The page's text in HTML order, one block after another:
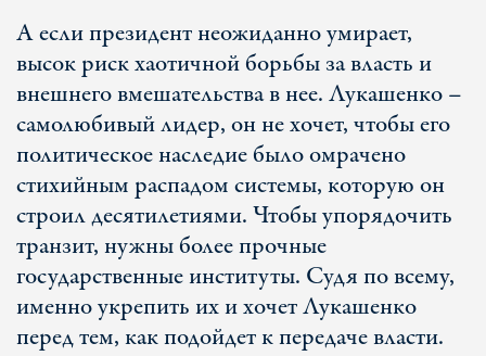
А если президент неожиданно умирает,
высок риск хаотичной борьбы за власть и
внешнего вмешательства в нее. Лукашенко –
самолюбивый лидер, он не хочет, чтобы его
политическое наследие было омрачено
стихийным распадом системы, которую он
строил десятилетиями. Чтобы упорядочить
транзит, нужны более прочные
государственные институты. Судя по всему,
именно укрепить их и хочет Лукашенко
перед тем, как подойдет к передаче власти.